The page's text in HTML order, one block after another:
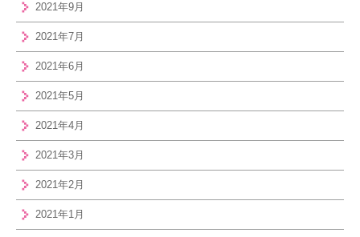
2021年9月
2021年7月
2021年6月
2021年5月
2021年4月
2021年3月
2021年2月
2021年1月